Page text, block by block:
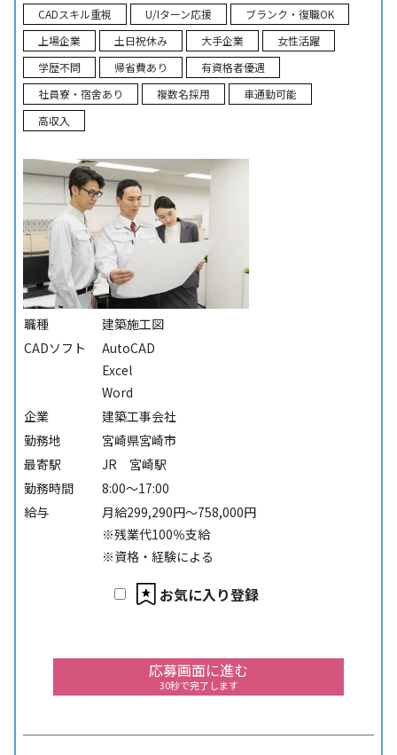
CADスキル重視 U/Iターン応援
ブランク・復職OK
上場企業
土日祝休み 大手企業
女性活躍
学歴不問
帰省費あり
有資格者優遇
社員寮・宿舍あり
複数名採用
車通勤可能
高収入
職種
建築施工図
CADソフト
AutoCAD
Excel
Word
企業
建築工事会社
勤務地
宮崎県宮崎市
最寄駅
JR 宮崎駅
勤務時間
8:00～17:00
給与
月給299,290円～758,000円
※残業代100％支給
※資格・経験による
お気に入り登録
応募画面に進む
30秒で完了します